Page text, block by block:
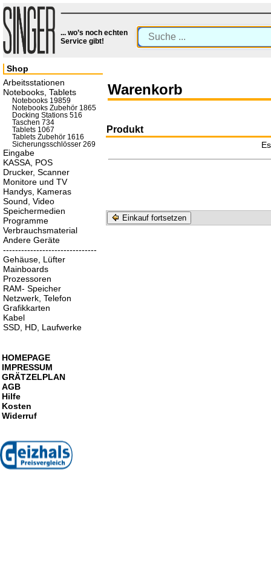
... wo’s noch echten
Service gibt!
Warenkorb
Produkt
Einkauf fortsetzen
Shop
Arbeitsstationen
Notebooks, Tablets
Notebooks 19859
Notebooks Zubehör 1865
Docking Stations 516
Taschen 734
Tablets 1067
Tablets Zubehör 1616
Sicherungsschlösser 269
Eingabe
KASSA, POS
Drucker, Scanner
Monitore und TV
Handys, Kameras
Sound, Video
Speichermedien
Programme
Verbrauchsmaterial
Andere Geräte
-------------------------------
Gehäuse, Lüfter
Mainboards
Prozessoren
RAM- Speicher
Netzwerk, Telefon
Grafikkarten
Kabel
SSD, HD, Laufwerke
HOMEPAGE
IMPRESSUM
GRÄTZELPLAN
AGB
Hilfe
Kosten
Widerruf